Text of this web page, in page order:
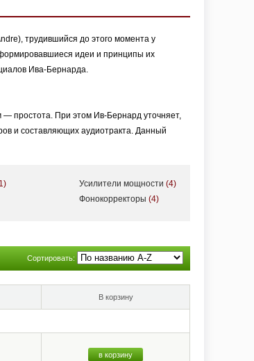
трудившийся до этого момента у
идеи и принципы их
Ива-Бернарда.
— простота. При этом Ив-Бернард уточняет,
и составляющих аудиотракта. Данный
из своих интервью Ив-Бернард Андре,
настаивает на том, что цель Hi-Fi
Усилители мощности(4)
Фонокорректоры(4)
Сортировать:
В корзину
в корзину